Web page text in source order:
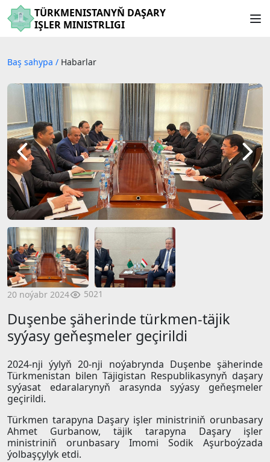
TÜRKMENISTANYŇ DAŞARY
IŞLER MINISTRLIGI
Baş sahypa / Habarlar
20 noýabr 2024 5021
Duşenbe şäherinde türkmen-täjik
syýasy geňeşmeler geçirildi
2024-nji ýylyň 20-nji noýabrynda Duşenbe şäherinde
Türkmenistan bilen Täjigistan Respublikasynyň daşary
syýasat edaralarynyň arasynda syýasy geňeşmeler
geçirildi.
Türkmen tarapyna Daşary işler ministriniň orunbasary
Ahmet Gurbanow, täjik tarapyna Daşary işler
ministriniň orunbasary Imomi Sodik Aşurboýzada
ýolbaşçylyk etdi.